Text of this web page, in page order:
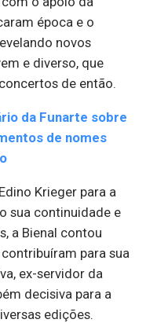
época e o
novos
e diverso, que
de então.
da Funarte sobre
de nomes
Krieger para a
sua continuidade e
a Bienal contou
para sua
ex-servidor da
decisiva para a
edições.